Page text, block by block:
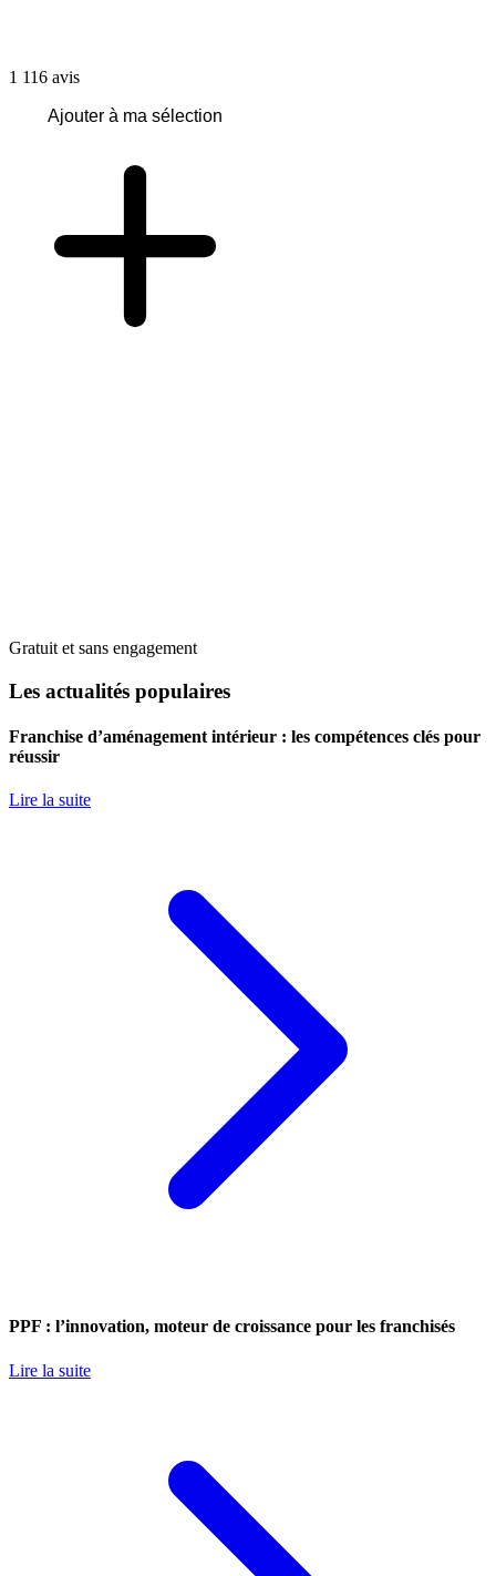
1 116 avis
Ajouter à ma sélection
Gratuit et sans engagement
Les actualités populaires
Franchise d’aménagement intérieur : les compétences clés pour
réussir
Lire la suite
PPF : l’innovation, moteur de croissance pour les franchisés
Lire la suite